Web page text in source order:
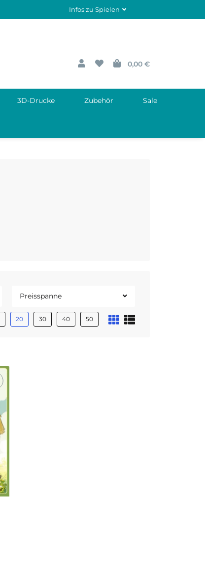
Infos zu Spielen
0,00 €
3D-Drucke Zubehör Sale
Preisspanne
20 30 40 50